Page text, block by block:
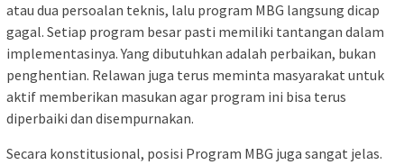
atau dua persoalan teknis, lalu program MBG langsung dicap
gagal. Setiap program besar pasti memiliki tantangan dalam
implementasinya. Yang dibutuhkan adalah perbaikan, bukan
penghentian. Relawan juga terus meminta masyarakat untuk
aktif memberikan masukan agar program ini bisa terus
diperbaiki dan disempurnakan.
Secara konstitusional, posisi Program MBG juga sangat jelas.